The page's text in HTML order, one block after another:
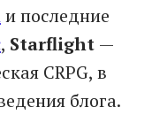
и последние
, Starflight —
CRPG, в
блога.